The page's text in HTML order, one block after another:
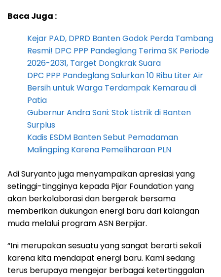
Baca Juga :
Kejar PAD, DPRD Banten Godok Perda Tambang
Resmi! DPC PPP Pandeglang Terima SK Periode
2026-2031, Target Dongkrak Suara
DPC PPP Pandeglang Salurkan 10 Ribu Liter Air
Bersih untuk Warga Terdampak Kemarau di
Patia
Gubernur Andra Soni: Stok Listrik di Banten
Surplus
Kadis ESDM Banten Sebut Pemadaman
Malingping Karena Pemeliharaan PLN
Adi Suryanto juga menyampaikan apresiasi yang
setinggi-tingginya kepada Pijar Foundation yang
akan berkolaborasi dan bergerak bersama
memberikan dukungan energi baru dari kalangan
muda melalui program ASN Berpijar.
“Ini merupakan sesuatu yang sangat berarti sekali
karena kita mendapat energi baru. Kami sedang
terus berupaya mengejar berbagai ketertinggalan